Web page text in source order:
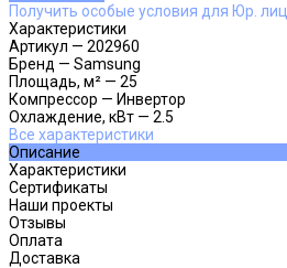
Получить особые условия для Юр. лиц
Характеристики
Артикул — 202960
Бренд — Samsung
Площадь, м² — 25
Компрессор — Инвертор
Охлаждение, кВт — 2.5
Все характеристики
Описание
Характеристики
Сертификаты
Наши проекты
Отзывы
Оплата
Доставка